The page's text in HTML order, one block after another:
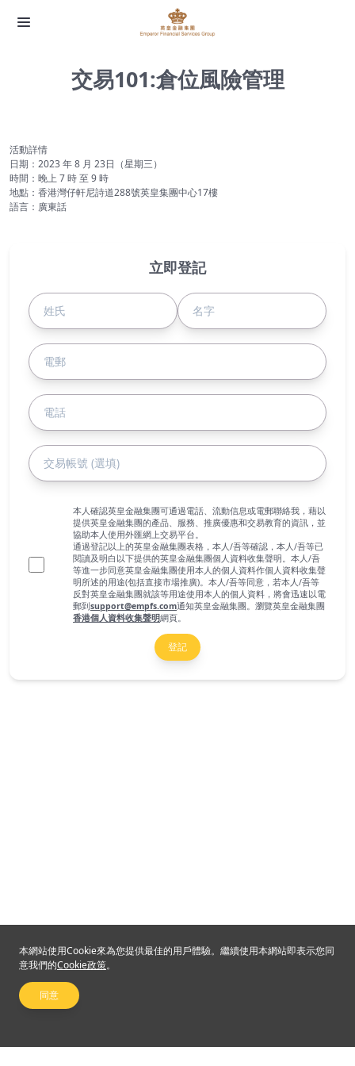
交易101:倉位風險管理
活動詳情
日期：2023 年 8 月 23日（星期三）
時間：晚上 7 時 至 9 時
地點：香港灣仔軒尼詩道288號英皇集團中心17樓
語言：廣東話
立即登記
本人確認英皇金融集團可通過電話、流動信息或電郵聯絡我，藉以
提供英皇金融集團的產品、服務、推廣優惠和交易教育的資訊，並
協助本人使用外匯網上交易平台。
通過登記以上的英皇金融集團表格，本人/吾等確認，本人/吾等已
閱讀及明白以下提供的英皇金融集團個人資料收集聲明。本人/吾
等進一步同意英皇金融集團使用本人的個人資料作個人資料收集聲
明所述的用途(包括直接市場推廣)。本人/吾等同意，若本人/吾等
反對英皇金融集團就該等用途使用本人的個人資料，將會迅速以電
郵到support@empfs.com通知英皇金融集團。瀏覽英皇金融集團
香港個人資料收集聲明網頁。
登記
本網站使用Cookie來為您提供最佳的用戶體驗。繼續使用本網站即表示您同
意我們的Cookie政策。
同意